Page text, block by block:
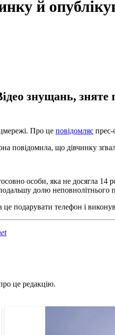
й
знущань,
Про це повідомляє прес-
повідомила, що дівчинку
особи, яка не досягла
долю неповнолітнього
це подарувати телефон і
це редакцію.